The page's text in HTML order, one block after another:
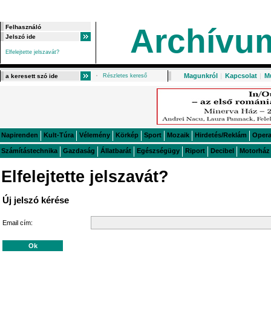
Elfelejtette jelszavát?
Részletes kereső Magunkról | Kapcsolat |
Napirenden Kult-Túra Vélemény Körkép Sport Mozaik Hirdetés/Reklám Opera
Számítástechnika Gazdaság Állatbarát Egészségügy Riport Decibel Motorház
Elfelejtette jelszavát?
Új jelszó kérése
Email cím: